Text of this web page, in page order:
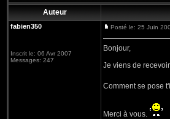
Auteur
fabien350
Inscrit le: 06 Avr 2007
Messages: 247
Posté le: 25 Juin
Bonjour,
Je viens de
Comment se pose
Merci à vous.